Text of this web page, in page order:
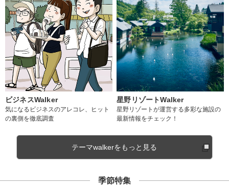
ビジネスWalker
気になるビジネスのアレコレ、ヒット
の裏側を徹底調査
星野リゾートWalker
星野リゾートが運営する多彩な施設の
最新情報をチェック！
テーマwalkerをもっと見る
季節特集